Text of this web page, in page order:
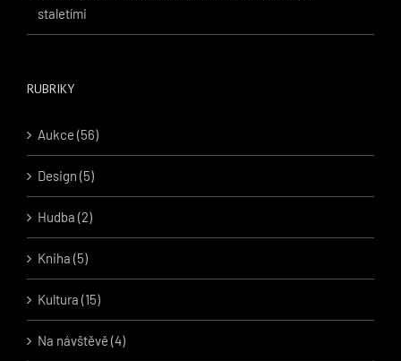
staletími
RUBRIKY
Aukce (56)
Design (5)
Hudba (2)
Kniha (5)
Kultura (15)
Na návštěvě (4)